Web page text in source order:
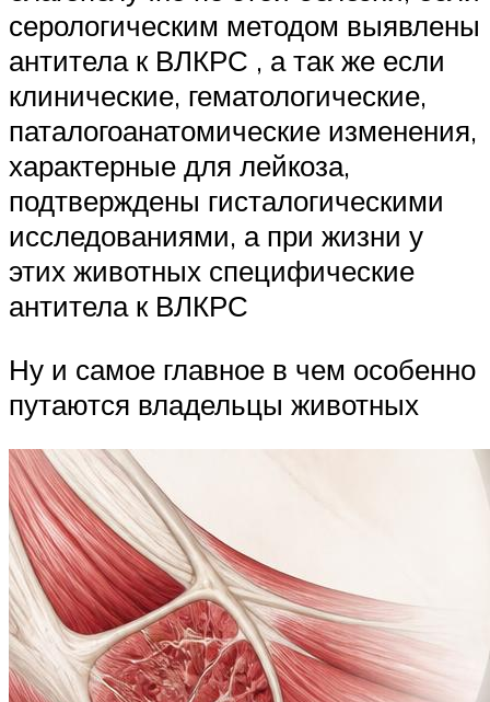
серологическим методом выявлены
антитела к ВЛКРС , а так же если
клинические, гематологические,
паталогоанатомические изменения,
характерные для лейкоза,
подтверждены гисталогическими
исследованиями, а при жизни у
этих животных специфические
антитела к ВЛКРС
Ну и самое главное в чем особенно
путаются владельцы животных